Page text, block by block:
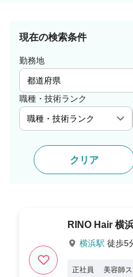
現在の検索条件
勤務地
職種・技術ランク
クリア
RINO Hair 横
横浜駅 徒歩5
正社員 美容師